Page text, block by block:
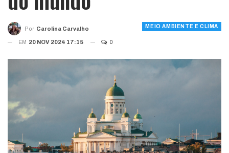
MEIO AMBIENTE E CLIMA
Por Carolina Carvalho
EM 20 NOV 2024 17:15 0